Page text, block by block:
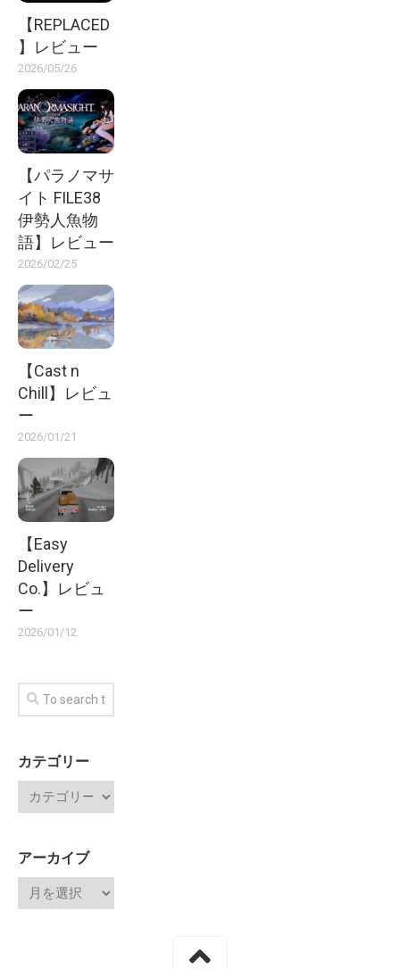
【REPLACED
】レビュー
2026/05/26
【パラノマサ
イト FILE38
伊勢人魚物
語】レビュー
2026/02/25
【Cast n
Chill】レビュ
ー
2026/01/21
【Easy
Delivery
Co.】レビュ
ー
2026/01/12
カテゴリー
アーカイブ